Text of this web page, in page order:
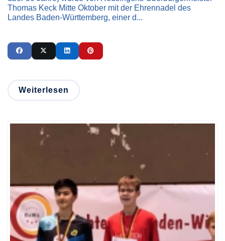
Thomas Keck Mitte Oktober mit der Ehrennadel des
Landes Baden-Württemberg, einer d...
Weiterlesen